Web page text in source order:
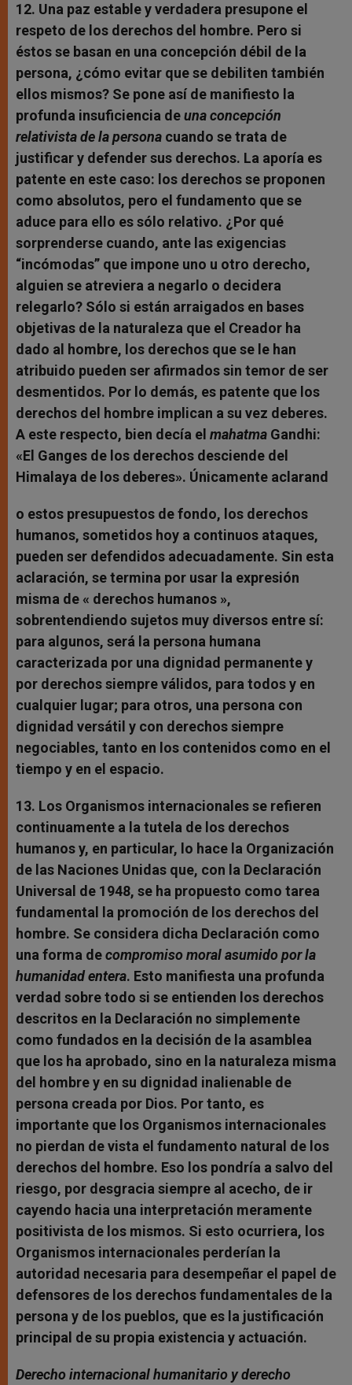
12. Una paz estable y verdadera presupone el
respeto de los derechos del hombre. Pero si
éstos se basan en una concepción débil de la
persona, ¿cómo evitar que se debiliten también
ellos mismos? Se pone así de manifiesto la
profunda insuficiencia deuna concepción
relativista de la persona cuando se trata de
justificar y defender sus derechos. La aporía es
patente en este caso: los derechos se proponen
como absolutos, pero el fundamento que se
aduce para ello es sólo relativo. ¿Por qué
sorprenderse cuando, ante las exigencias
“incómodas” que impone uno u otro derecho,
alguien se atreviera a negarlo o decidera
relegarlo? Sólo si están arraigados en bases
objetivas de la naturaleza que el Creador ha
dado al hombre, los derechos que se le han
atribuido pueden ser afirmados sin temor de ser
desmentidos. Por lo demás, es patente que los
derechos del hombre implican a su vez deberes.
A este respecto, bien decía el mahatma Gandhi:
«El Ganges de los derechos desciende del
Himalaya de los deberes». Únicamente aclarand
o estos presupuestos de fondo, los derechos
humanos, sometidos hoy a continuos ataques,
pueden ser defendidos adecuadamente. Sin esta
aclaración, se termina por usar la expresión
misma de « derechos humanos »,
sobrentendiendo sujetos muy diversos entre sí:
para algunos, será la persona humana
caracterizada por una dignidad permanente y
por derechos siempre válidos, para todos y en
cualquier lugar; para otros, una persona con
dignidad versátil y con derechos siempre
negociables, tanto en los contenidos como en el
tiempo y en el espacio.
13. Los Organismos internacionales se refieren
continuamente a la tutela de los derechos
humanos y, en particular, lo hace la Organización
de las Naciones Unidas que, con la Declaración
Universal de 1948, se ha propuesto como tarea
fundamental la promoción de los derechos del
hombre. Se considera dicha Declaración como
una forma decompromiso moral asumido por la
humanidad entera. Esto manifiesta una profunda
verdad sobre todo si se entienden los derechos
descritos en la Declaración no simplemente
como fundados en la decisión de la asamblea
que los ha aprobado, sino en la naturaleza misma
del hombre y en su dignidad inalienable de
persona creada por Dios. Por tanto, es
importante que los Organismos internacionales
no pierdan de vista el fundamento natural de los
derechos del hombre. Eso los pondría a salvo del
riesgo, por desgracia siempre al acecho, de ir
cayendo hacia una interpretación meramente
positivista de los mismos. Si esto ocurriera, los
Organismos internacionales perderían la
autoridad necesaria para desempeñar el papel de
defensores de los derechos fundamentales de la
persona y de los pueblos, que es la justificación
principal de su propia existencia y actuación.
Derecho internacional humanitario y derecho